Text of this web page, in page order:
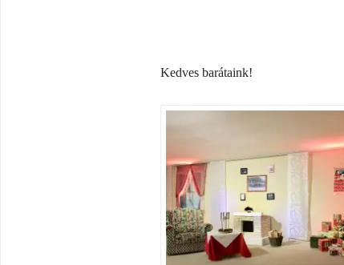
Kedves barátaink!